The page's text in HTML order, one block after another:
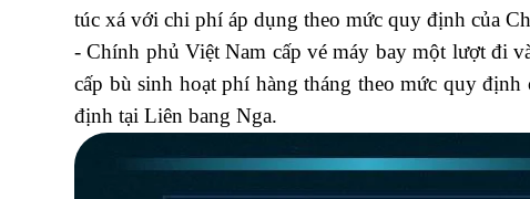
túc xá với chi phí áp dụng theo mức quy định của
- Chính phủ Việt Nam cấp vé máy bay một lượt đi
cấp bù sinh hoạt phí hàng tháng theo mức quy
định tại Liên bang Nga.